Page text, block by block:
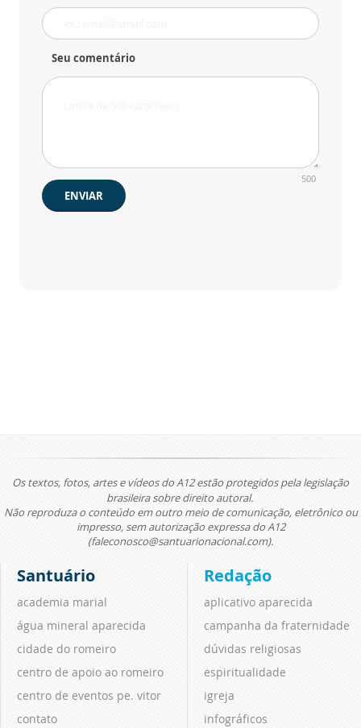
Seu comentário
500
ENVIAR
Os textos, fotos, artes e vídeos do A12 estão protegidos pela legislação
brasileira sobre direito autoral.
Não reproduza o conteúdo em outro meio de comunicação, eletrônico ou
impresso, sem autorização expressa do A12
(faleconosco@santuarionacional.com).
Santuário
academia marial
água mineral aparecida
cidade do romeiro
centro de apoio ao romeiro
centro de eventos pe. vitor
contato
Redação
aplicativo aparecida
campanha da fraternidade
dúvidas religiosas
espiritualidade
igreja
infográficos